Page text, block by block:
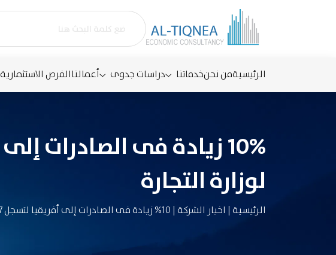
الرئيسيةمن نحنخدماتنا دراسات جدوى أعمالناالفرص الاستثمارية
لوزارة التجارة
الرئيسية | اخبار الشركة | 10% زيادة فى الصادرات إلى أفريقيا لتسجل 2.07 مليار دولار طبقا لوزارة التجارة